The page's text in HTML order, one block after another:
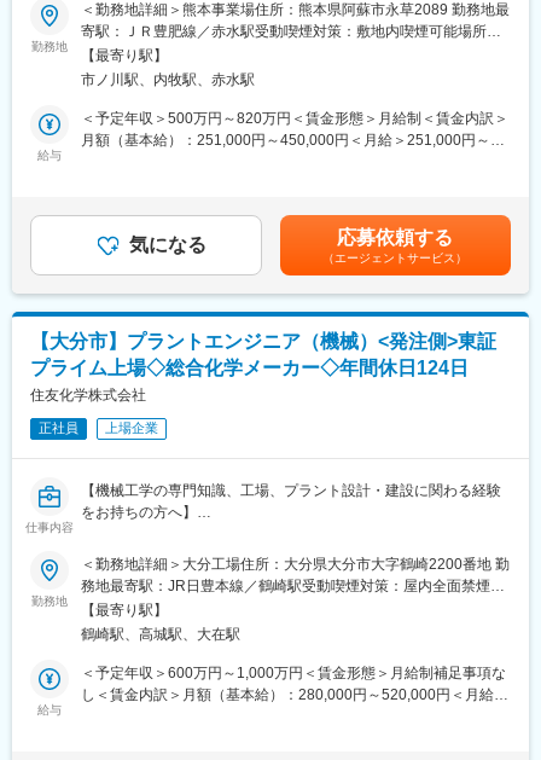
■職務概要
ご入社後は先輩社員からの業務フォローを頂き、ゆくゆくは、事
業場の人事・労務全般に関する実務、総務業務全般を担当しても
らいます。
■業務詳細
・人事関係諸制度の運用に関する業務
・総務（寮・社宅・社内給食施設の施設管理等）に関する業務
・社内外各種イベントの企画・運営
■働き方
現在の残業時間は月20～30時間程度ですが、今後は月20時間程度
まで削減見込みです。また、借上げアパート・寮の提供が可能で
す。（20代独身者等を想定）
■仕事の魅力
業務を通して以下のスキル・知識が身につきます。
・人事関係諸制度の企画・運用に関するスキル
・労働関係法令に関する知識
・会社総務に関する知識・スキル
■当社について
みです。具体的には、オイルシールで世界トップクラスのシェア
を持つこと、5500種類もの原料を安定調達できる調達力、そして
材料開発から製品設計、製造、品質保証までを一貫して行う「技
術の垂直統合」体制が挙げられます。また、グループ全体での安
■出向先情報
ご入社後は、NOK九州株式会社に出向となります。制度や条件面
勤務地
＜勤務地詳細＞熊本事業場住所：熊本県阿蘇市永草2089 勤務地最
寄駅：ＪＲ豊肥線／赤水駅受動喫煙対策：敷地内喫煙可能場所あ
り変更の範囲：会社の定める事業所
【最寄り駅】
市ノ川駅、内牧駅、赤水駅
給与
＜予定年収＞500万円～820万円＜賃金形態＞月給制＜賃金内訳＞
月額（基本給）：251,000円～450,000円＜月給＞251,000円～
た試算額です。・モデル年収例25歳/役職無し：500万円30歳/役職
無し：570万円35歳/役職無し：680万円賃金はあくまでも目安の
金額であり、選考を通じて上下する可能性があります。月給(月額)
は固定手当を含めた表記です。
気になる 応募依頼する
（エージェントサービス）
【大分市】プラントエンジニア（機械）<発注側>東証
プライム上場◇総合化学メーカー◇年間休日124日
住友化学株式会社
正社員 上場企業
仕事内容
【機械工学の専門知識、工場、プラント設計・建設に関わる経験
をお持ちの方へ】
エンジニアリング機能を発揮・強化することで、当社およびグル
ープ会社のプラント建設プロジェクトを円滑に推進し、企業競争
力の強化と住友化学グループ全体の収益向上を図ります。
そのため、国内外製造拠点のプラント新設や既設プラントの改造
に関するエンジニアリング機能を全社横断的に結び付け、事業戦
略遂行に即したタイムリーなプロジェクト推進を行います。
勤務地
＜勤務地詳細＞大分工場住所：大分県大分市大字鶴崎2200番地 勤
務地最寄駅：JR日豊本線／鶴崎駅受動喫煙対策：屋内全面禁煙変
更の範囲：会社の定める場所（在宅勤務を行う場所を含む）
【最寄り駅】
鶴崎駅、高城駅、大在駅
給与
＜予定年収＞600万円～1,000万円＜賃金形態＞月給制補足事項な
し＜賃金内訳＞月額（基本給）：280,000円～520,000円＜月給＞